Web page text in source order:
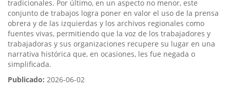
tradicionales. Por último, en un aspecto no menor, este
conjunto de trabajos logra poner en valor el uso de la prensa
obrera y de las izquierdas y los archivos regionales como
fuentes vivas, permitiendo que la voz de los trabajadores y
trabajadoras y sus organizaciones recupere su lugar en una
narrativa histórica que, en ocasiones, les fue negada o
simplificada.
Publicado: 2026-06-02